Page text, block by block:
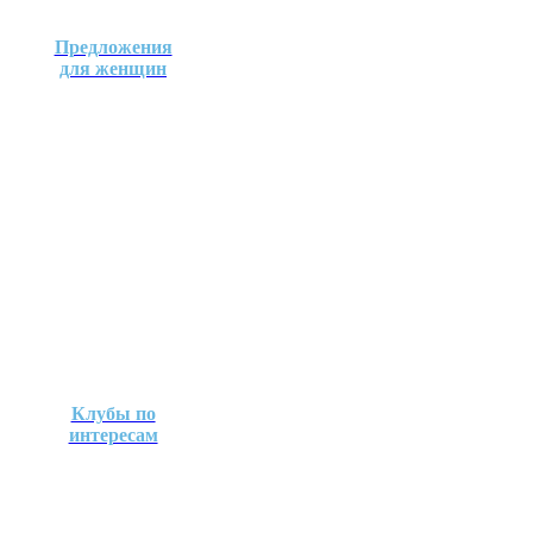
Предложения
для женщин
Клубы по
интересам